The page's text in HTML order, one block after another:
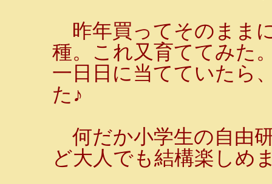
昨年買ってそのまま
種。これ又育ててみた
一日日に当てていたら
た♪
何だか小学生の自由
ど大人でも結構楽しめ